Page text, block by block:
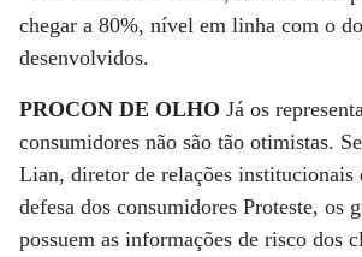
chegar a 80%, nível em linha com o
desenvolvidos.
PROCON DE OLHO Já os
consumidores não são tão otimistas.
Lian, diretor de relações institucionais
defesa dos consumidores Proteste, os
possuem as informações de risco dos